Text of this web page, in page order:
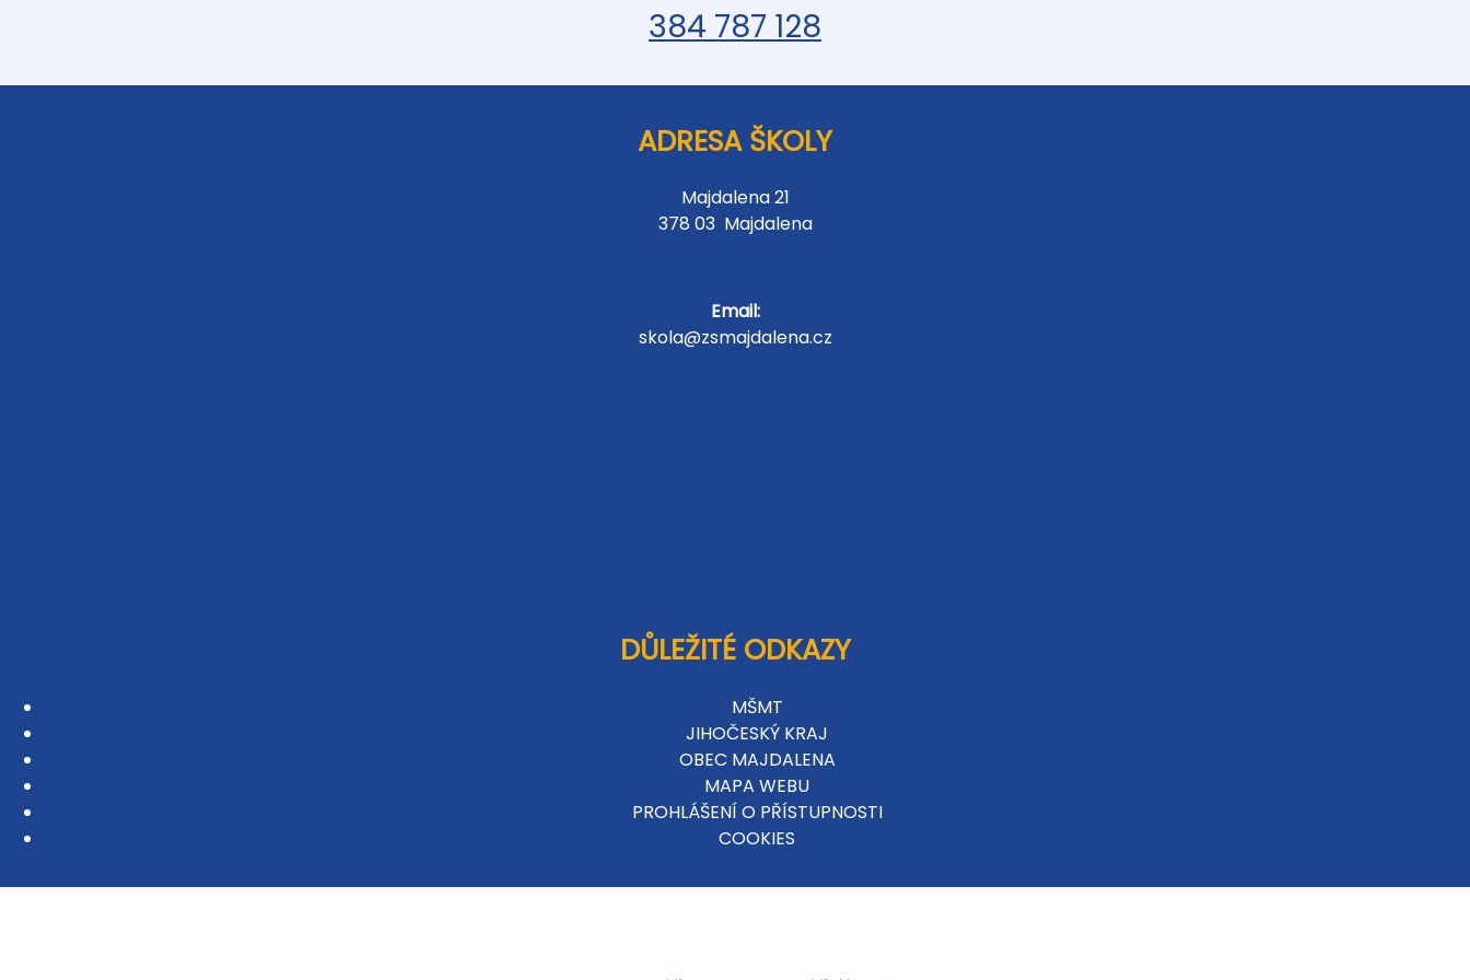
384 787 128
ADRESA ŠKOLY
Majdalena 21
378 03 Majdalena
Email:
skola@zsmajdalena.cz
DŮLEŽITÉ ODKAZY
MŠMT
JIHOČESKÝ KRAJ
OBEC MAJDALENA
MAPA WEBU
PROHLÁŠENÍ O PŘÍSTUPNOSTI
COOKIES